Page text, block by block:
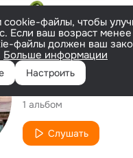
файлы, чтобы
Если ваш возраст менее
файлы должен ваш
Больше информации
Настроить
Исполнитель
Marcos
1 альбом
Слушать